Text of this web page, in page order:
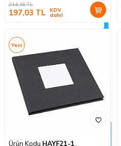
214,16TL
197,03 TL KDV
dahil
Yeni
Ürün Kodu HAYF21-1